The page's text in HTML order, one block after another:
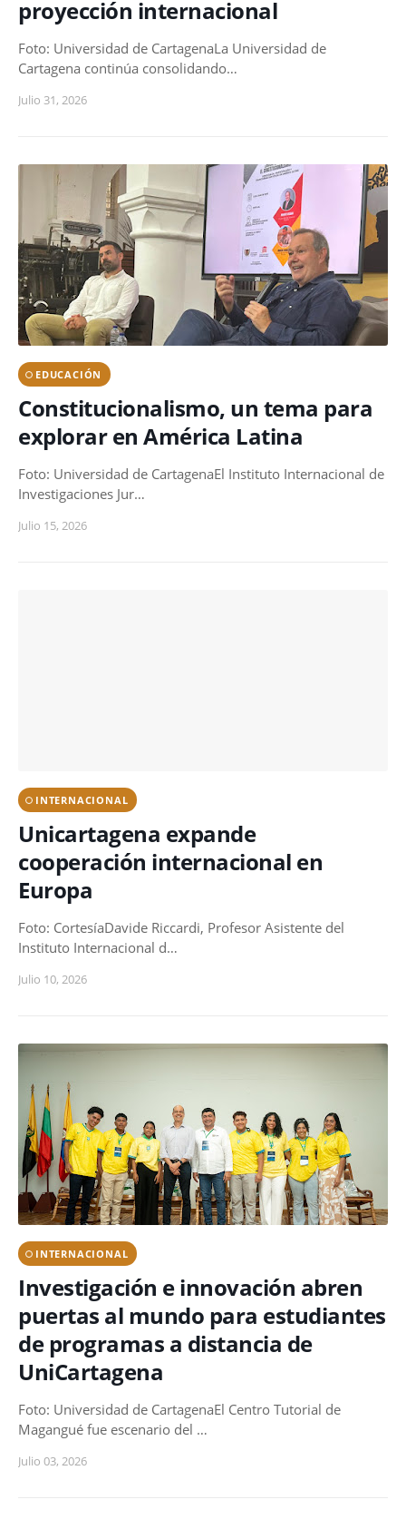
proyección internacional
Foto: Universidad de CartagenaLa Universidad de
Cartagena continúa consolidando…
Julio 31, 2026
EDUCACIÓN
Constitucionalismo, un tema para
explorar en América Latina
Foto: Universidad de CartagenaEl Instituto Internacional de
Investigaciones Jur…
Julio 15, 2026
INTERNACIONAL
Unicartagena expande
cooperación internacional en
Europa
Foto: CortesíaDavide Riccardi, Profesor Asistente del
Instituto Internacional d…
Julio 10, 2026
INTERNACIONAL
Investigación e innovación abren
puertas al mundo para estudiantes
de programas a distancia de
UniCartagena
Foto: Universidad de CartagenaEl Centro Tutorial de
Magangué fue escenario del …
Julio 03, 2026